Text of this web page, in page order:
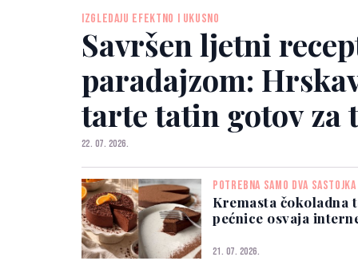
IZGLEDAJU EFEKTNO I UKUSNO
Savršen ljetni
paradajzom:
tarte tatin gotov za
22. 07. 2026.
POTREBNA SAMO DVA SASTOJKA
Kremasta čokoladna
pećnice osvaja
21. 07. 2026.